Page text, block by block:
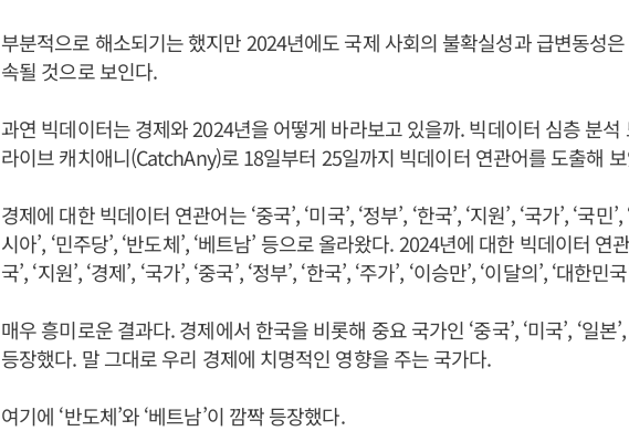
부분적으로 해소되기는 했지만 2024년에도 국제 사회의 불확실성과 급변동성
속될 것으로 보인다.
과연 빅데이터는 경제와 2024년을 어떻게 바라보고 있을까. 빅데이터 심층 분석
라이브 캐치애니(CatchAny)로 18일부터 25일까지 빅데이터 연관어를 도출해
경제에 대한 빅데이터 연관어는 ‘중국’, ‘미국’, ‘정부’, ‘한국’, ‘지원’, ‘국가’, ‘국민’,
시아’, ‘민주당’, ‘반도체’, ‘베트남’ 등으로 올라왔다. 2024년에 대한 빅데이터 연
국’, ‘지원’, ‘경제’, ‘국가’, ‘중국’, ‘정부’, ‘한국’, ‘주가’, ‘이승만’, ‘이달의’, ‘대한
매우 흥미로운 결과다. 경제에서 한국을 비롯해 중요 국가인 ‘중국’, ‘미국’, ‘일본
등장했다. 말 그대로 우리 경제에 치명적인 영향을 주는 국가다.
여기에 ‘반도체’와 ‘베트남’이 깜짝 등장했다.